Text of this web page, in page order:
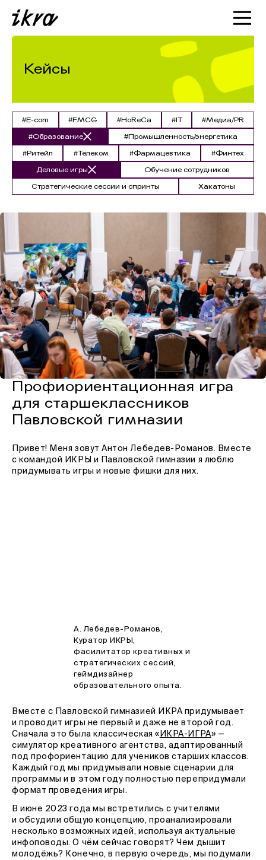
Познакомиться с ИКРОЙ
Кейсы
#E-com #FMCG #HoReCa #IT
#Медиа/PR
#Образование
#Промышленность/энергетика
#Ритейл
#Телеком #Фармацевтика
#Финтех
Деловые игры
Обучение сотрудников
Стратегические сессии и спринты
Хакатоны
Профиориентационная игра
для старшеклассников
Павловской гимназии
Привет! Меня зовут Антон Лебедев-Романов. Вместе
с командой ИКРЫ и Павловской гимназии я люблю
придумывать игры и новые фишки для них.
А. Лебедев-Романов,
Куратор ИКРЫ,
фасилитатор креативных и
стратегических сессий,
геймдизайнер
образовательного опыта.
Вместе с Павловской гимназией ИКРА придумывает
и проводит игры не первый и даже не второй год.
Сначала это была классическая « ИКРА-ИГРА» —
симулятор креативного агентства, адаптированный
под профориентацию для учеников старших классов.
Каждый год мы придумывали новые сценарии для
программы и в этом году полностью перепридумали
формат проведения игры.
В июне 2023 года мы встретились с учителями
и обсудили общую концепцию, проанализировали
несколько возможных идей, используя актуальные
инфоповоды. О чём сейчас говорят? Чем дышит
молодёжь? Конечно, в первую очередь, мы подумали